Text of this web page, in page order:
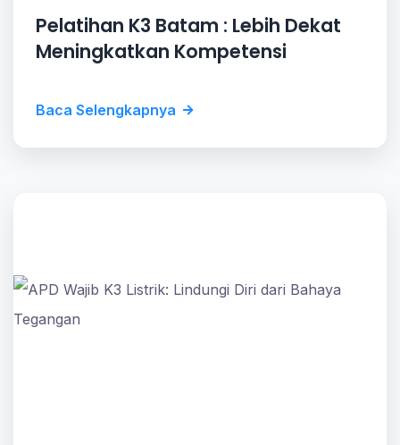
Pelatihan K3 Batam : Lebih Dekat
Meningkatkan Kompetensi
Baca Selengkapnya